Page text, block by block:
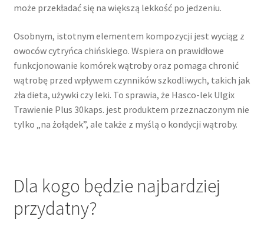
może przekładać się na większą lekkość po jedzeniu.
Osobnym, istotnym elementem kompozycji jest wyciąg z
owoców cytryńca chińskiego. Wspiera on prawidłowe
funkcjonowanie komórek wątroby oraz pomaga chronić
wątrobę przed wpływem czynników szkodliwych, takich jak
zła dieta, używki czy leki. To sprawia, że Hasco-lek Ulgix
Trawienie Plus 30kaps. jest produktem przeznaczonym nie
tylko „na żołądek”, ale także z myślą o kondycji wątroby.
Dla kogo będzie najbardziej
przydatny?